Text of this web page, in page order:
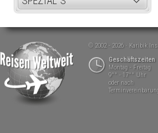
© 2002 - 2026 Karibik
Geschäftszeiten
Montag - Freitag
9°° - 17°° Uhr
oder nach